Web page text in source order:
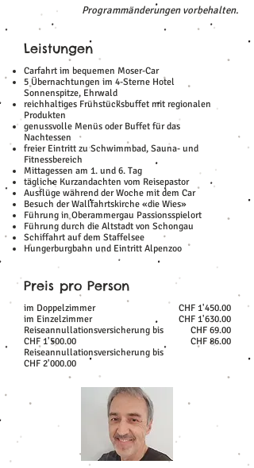
Programmänderungen vorbehalten.
Leistungen
Carfahrt im bequemen Moser-Car
5 Übernachtungen im 4-Sterne Hotel
Sonnenspitze, Ehrwald
reichhaltiges Frühstücksbuffet mit regionalen
Produkten
genussvolle Menüs oder Buffet für das
Nachtessen
freier Eintritt zu Schwimmbad, Sauna- und
Fitnessbereich
Mittagessen am 1. und 6. Tag
tägliche Kurzandachten vom Reisepastor
Ausflüge während der Woche mit dem Car
Besuch der Wallfahrtskirche «die Wies»
Führung in Oberammergau Passionsspielort
Führung durch die Altstadt von Schongau
Schiffahrt auf dem Staffelsee
Hungerburgbahn und Eintritt Alpenzoo
Preis pro Person
im Doppelzimmer
im Einzelzimmer
Reiseannullationsversicherung bis
CHF 1'500.00
Reiseannullationsversicherung bis
CHF 2'000.00
CHF 1'450.00
CHF 1'630.00
CHF 69.00
CHF 86.00